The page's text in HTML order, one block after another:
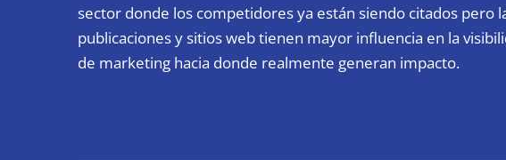
sector donde los competidores ya están siendo citados pero
publicaciones y sitios web tienen mayor influencia en la
de marketing hacia donde realmente generan impacto.